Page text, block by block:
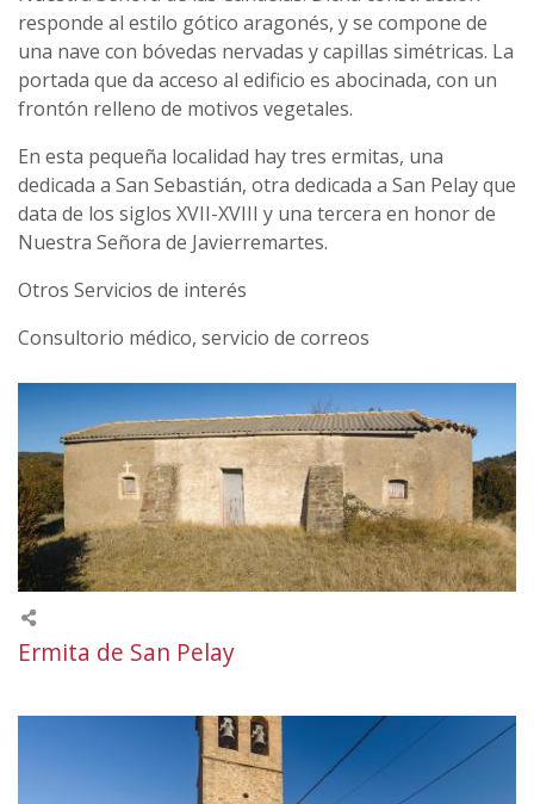
responde al estilo gótico aragonés, y se compone de
una nave con bóvedas nervadas y capillas simétricas. La
portada que da acceso al edificio es abocinada, con un
frontón relleno de motivos vegetales.
En esta pequeña localidad hay tres ermitas, una
dedicada a San Sebastián, otra dedicada a San Pelay que
data de los siglos XVII-XVIII y una tercera en honor de
Nuestra Señora de Javierremartes.
Otros Servicios de interés
Consultorio médico, servicio de correos
Ermita de San Pelay